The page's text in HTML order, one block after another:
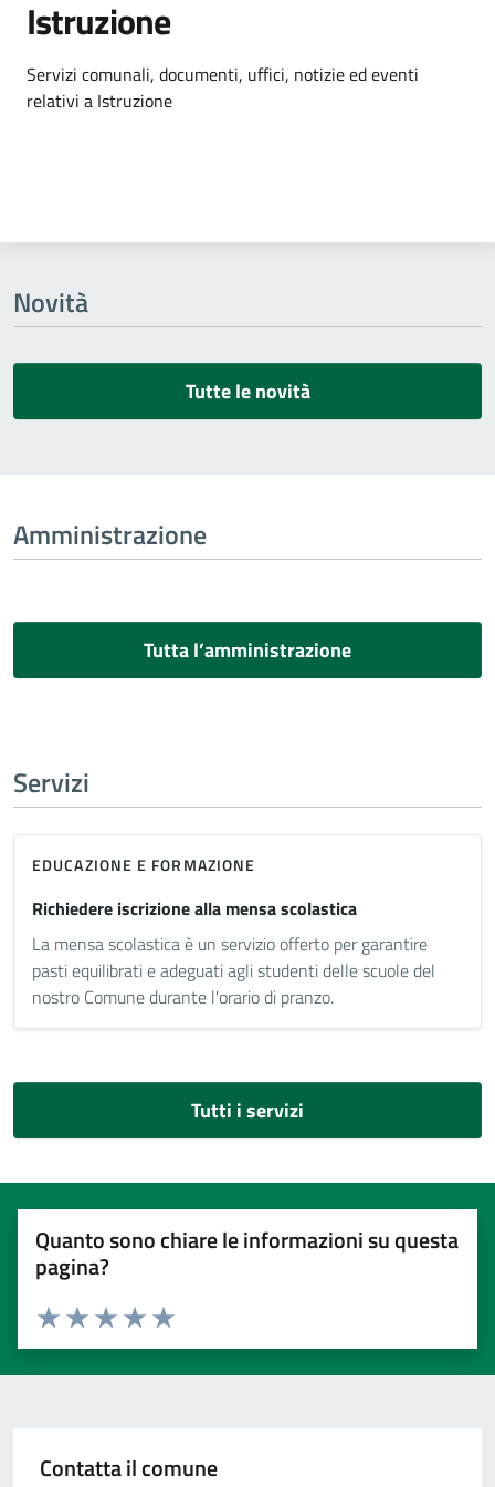
Istruzione
Dettagli dell'argomento
Servizi comunali, documenti, uffici, notizie ed eventi
relativi a Istruzione
Novità
Tutte le novità
Amministrazione
Tutta l’amministrazione
Servizi
EDUCAZIONE E FORMAZIONE
Richiedere iscrizione alla mensa scolastica
La mensa scolastica è un servizio offerto per garantire
pasti equilibrati e adeguati agli studenti delle scuole del
nostro Comune durante l'orario di pranzo.
Tutti i servizi
Quanto sono chiare le informazioni su questa
pagina?
Valuta 5 stelle su 5
Valuta 4 stelle su 5
Valuta 3 stelle su 5
Valuta 2 stelle su 5
Valuta 1 stelle su 5
Contatta il comune